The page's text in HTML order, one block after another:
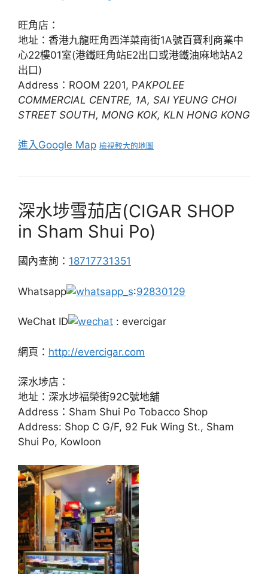
旺角店：
地址：香港九龍旺角西洋菜南街1A號百寶利商業中
心22樓01室(港鐵旺角站E2出口或港鐵油麻地站A2
出口)
Address：ROOM 2201, PAKPOLEE
COMMERCIAL CENTRE, 1A, SAI YEUNG CHOI
STREET SOUTH, MONG KOK, KLN HONG KONG
進入Google Map 檢視較大的地圖
深水埗雪茄店(CIGAR SHOP
in Sham Shui Po)
國內查詢： 18717731351
Whatsapp :92830129
WeChat ID : evercigar
網頁： http://evercigar.com
深水埗店：
地址：深水埗福榮街92C號地舖
Address：Sham Shui Po Tobacco Shop
Address: Shop C G/F, 92 Fuk Wing St., Sham
Shui Po, Kowloon